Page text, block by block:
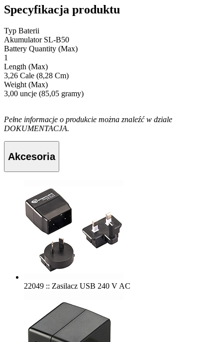
Specyfikacja produktu
Typ Baterii
Akumulator SL-B50
Battery Quantity (Max)
1
Length (Max)
3,26 Cale (8,28 Cm)
Weight (Max)
3,00 uncje (85,05 gramy)
Pełne informacje o produkcie można znaleźć w dziale
DOKUMENTACJA.
Akcesoria
22049 :: Zasilacz USB 240 V AC